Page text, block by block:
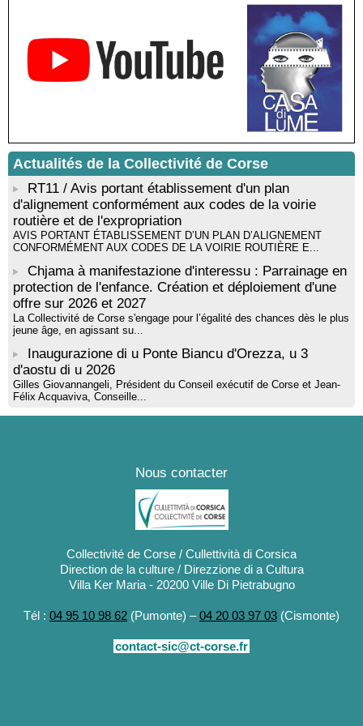
Résidence d’écriture et de recherche de l’écrivaine Cécilia
Castelli - Institut Mémoires de l'Edition Contemporaine - Caen /
Médiathèque de Castagniccia Mare et Monti - I Fulelli
Rencontre / dédicace avec Lucrèce Luciani autour de son
livre « La ballade du pendu du Niolu» - Mediateca territuriale di
Mise en musique d’un livre jeunesse par Annik Meschinet,
musicienne pédagogue : Ateliers d’expression sonore, vocale,
rythmique et corporelle - Mediateca territuriale di Santa Lucia di
Tallà
! Événement reporté ! Cycle de conférences peinture animé
par Alexandre Dominati - Mediateca territuriale di Santa Lucia di
Tallà
Actualités de la Collectivité de Corse
RT11 / Avis portant établissement d'un plan
d'alignement conformément aux codes de la voirie
routière et de l'expropriation
AVIS PORTANT ÉTABLISSEMENT D’UN PLAN D’ALIGNEMENT
CONFORMÉMENT AUX CODES DE LA VOIRIE ROUTIÈRE E...
Chjama à manifestazione d'interessu : Parrainage en
protection de l'enfance. Création et déploiement d'une
offre sur 2026 et 2027
La Collectivité de Corse s'engage pour l’égalité des chances dès le plus
jeune âge, en agissant su...
Inaugurazione di u Ponte Biancu d'Orezza, u 3
d'aostu di u 2026
Gilles Giovannangeli, Président du Conseil exécutif de Corse et Jean-
Félix Acquaviva, Conseille...
Nous contacter
Collectivité de Corse / Cullettività di Corsica
Direction de la culture / Direzzione di a Cultura
Villa Ker Maria - 20200 Ville Di Pietrabugno
Tél : 04 95 10 98 62 (Pumonte) –04 20 03 97 03 (Cismonte)
contact-sic@ct-corse.fr